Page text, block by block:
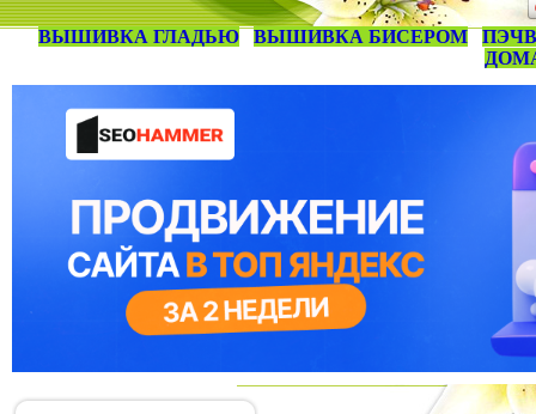
ВЫШИВКА ГЛАДЬЮ ВЫШИВКА БИСЕРОМ